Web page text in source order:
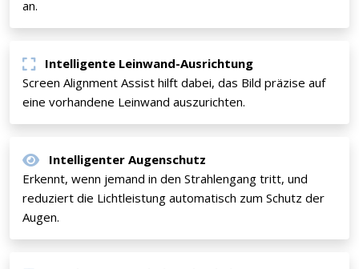
an.
Intelligente Leinwand-Ausrichtung
Screen Alignment Assist hilft dabei, das Bild präzise auf
eine vorhandene Leinwand auszurichten.
Intelligenter Augenschutz
Erkennt, wenn jemand in den Strahlengang tritt, und
reduziert die Lichtleistung automatisch zum Schutz der
Augen.